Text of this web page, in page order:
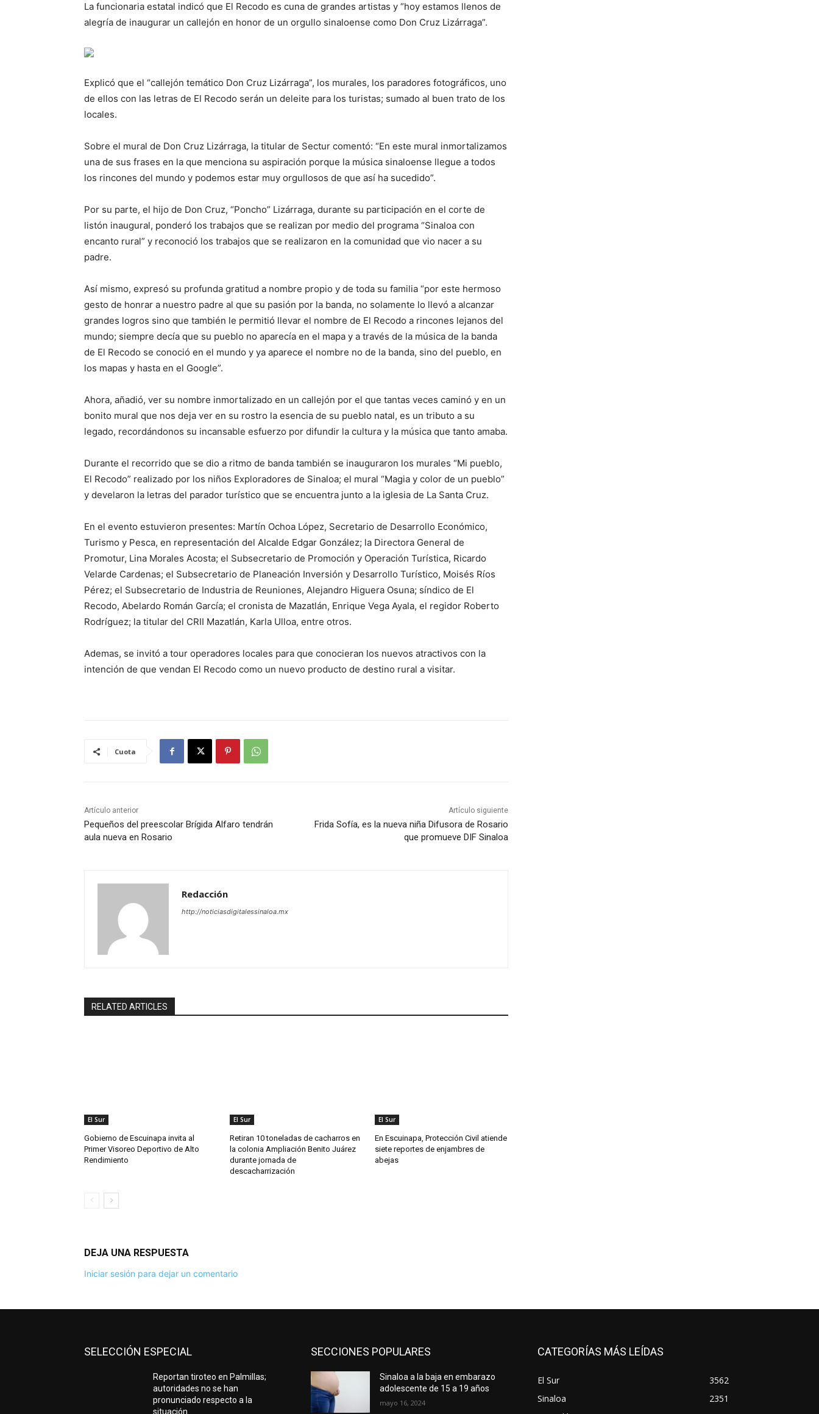
La funcionaria estatal indicó que El Recodo es cuna de grandes artistas y “hoy estamos llenos de
alegría de inaugurar un callejón en honor de un orgullo sinaloense como Don Cruz Lizárraga”.
Explicó que el “callejón temático Don Cruz Lizárraga”, los murales, los paradores fotográficos, uno
de ellos con las letras de El Recodo serán un deleite para los turistas; sumado al buen trato de los
locales.
Sobre el mural de Don Cruz Lizárraga, la titular de Sectur comentó: “En este mural inmortalizamos
una de sus frases en la que menciona su aspiración porque la música sinaloense llegue a todos
los rincones del mundo y podemos estar muy orgullosos de que así ha sucedido”.
Por su parte, el hijo de Don Cruz, “Poncho” Lizárraga, durante su participación en el corte de
listón inaugural, ponderó los trabajos que se realizan por medio del programa “Sinaloa con
encanto rural” y reconoció los trabajos que se realizaron en la comunidad que vio nacer a su
padre.
Así mismo, expresó su profunda gratitud a nombre propio y de toda su familia “por este hermoso
gesto de honrar a nuestro padre al que su pasión por la banda, no solamente lo llevó a alcanzar
grandes logros sino que también le permitió llevar el nombre de El Recodo a rincones lejanos del
mundo; siempre decía que su pueblo no aparecía en el mapa y a través de la música de la banda
de El Recodo se conoció en el mundo y ya aparece el nombre no de la banda, sino del pueblo, en
los mapas y hasta en el Google”.
Ahora, añadió, ver su nombre inmortalizado en un callejón por el que tantas veces caminó y en un
bonito mural que nos deja ver en su rostro la esencia de su pueblo natal, es un tributo a su
legado, recordándonos su incansable esfuerzo por difundir la cultura y la música que tanto amaba.
Durante el recorrido que se dio a ritmo de banda también se inauguraron los murales “Mi pueblo,
El Recodo” realizado por los niños Exploradores de Sinaloa; el mural “Magia y color de un pueblo”
y develaron la letras del parador turístico que se encuentra junto a la iglesia de La Santa Cruz.
En el evento estuvieron presentes: Martín Ochoa López, Secretario de Desarrollo Económico,
Turismo y Pesca, en representación del Alcalde Edgar González; la Directora General de
Promotur, Lina Morales Acosta; el Subsecretario de Promoción y Operación Turística, Ricardo
Velarde Cardenas; el Subsecretario de Planeación Inversión y Desarrollo Turístico, Moisés Ríos
Pérez; el Subsecretario de Industria de Reuniones, Alejandro Higuera Osuna; síndico de El
Recodo, Abelardo Román García; el cronista de Mazatlán, Enrique Vega Ayala, el regidor Roberto
Rodríguez; la titular del CRII Mazatlán, Karla Ulloa, entre otros.
Ademas, se invitó a tour operadores locales para que conocieran los nuevos atractivos con la
intención de que vendan El Recodo como un nuevo producto de destino rural a visitar.
Cuota
Artículo anterior
Pequeños del preescolar Brígida Alfaro tendrán
aula nueva en Rosario
Artículo siguiente
Frida Sofía, es la nueva niña Difusora de Rosario
que promueve DIF Sinaloa
Redacción
http://noticiasdigitalessinaloa.mx
RELATED ARTICLES
El Sur
Gobierno de Escuinapa invita al
Primer Visoreo Deportivo de Alto
Rendimiento
El Sur
Retiran 10 toneladas de cacharros en
la colonia Ampliación Benito Juárez
durante jornada de
descacharrización
El Sur
En Escuinapa, Protección Civil atiende
siete reportes de enjambres de
abejas
DEJA UNA RESPUESTA
Iniciar sesión para dejar un comentario
SELECCIÓN ESPECIAL
Reportan tiroteo en Palmillas;
autoridades no se han
pronunciado respecto a la
situación
SECCIONES POPULARES
Sinaloa a la baja en embarazo
adolescente de 15 a 19 años
mayo 16, 2024
CATEGORÍAS MÁS LEÍDAS
El Sur
3562
Sinaloa
2351